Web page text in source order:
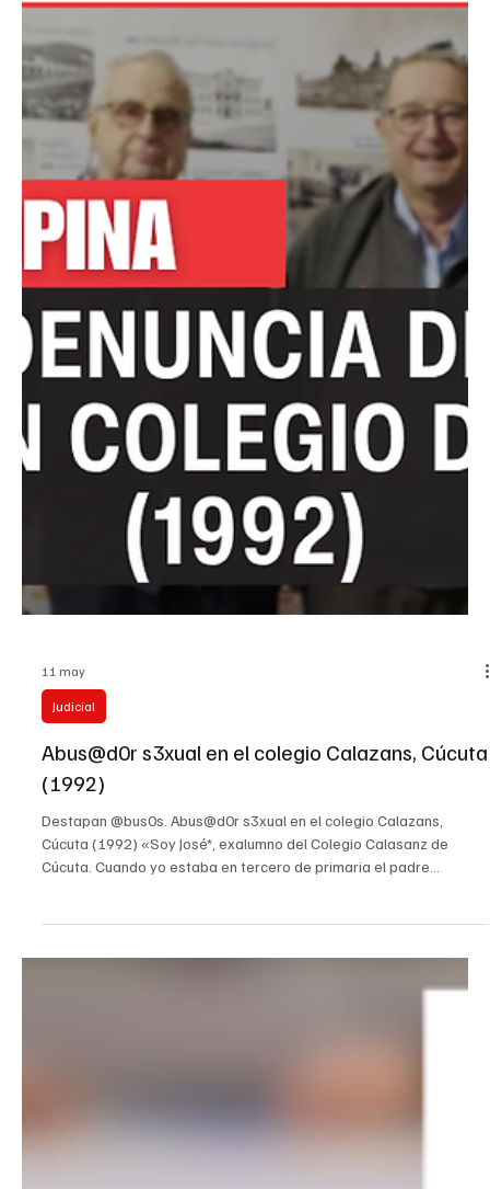
11 may
Abus@d0r s3xual en el colegio Calazans, Cúcuta
(1992)
Destapan @bus0s. Abus@d0r s3xual en el colegio Calazans,
Cúcuta (1992) «Soy José*, exalumno del Colegio Calasanz de
Ceferino Avilés abusó s3xualm3nt3 de mí. Yo tenía
escándalos de abusos s3xual3s por parte de sacerdotes en